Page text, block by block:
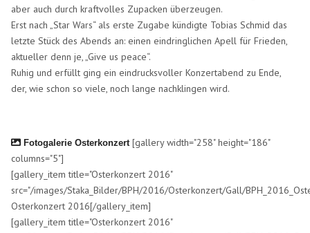
aber auch durch kraftvolles Zupacken überzeugen.
Erst nach „Star Wars“ als erste Zugabe kündigte Tobias Schmid das
letzte Stück des Abends an: einen eindringlichen Apell für Frieden,
aktueller denn je, „Give us peace“.
Ruhig und erfüllt ging ein eindrucksvoller Konzertabend zu Ende,
der, wie schon so viele, noch lange nachklingen wird.
Fotogalerie Osterkonzert[gallery width="258" height="186"
columns="5"]
[gallery_item title="Osterkonzert 2016"
src="/images/Staka_Bilder/BPH/2016/Osterkonzert/Gall/
Osterkonzert 2016[/gallery_item]
[gallery_item title="Osterkonzert 2016"